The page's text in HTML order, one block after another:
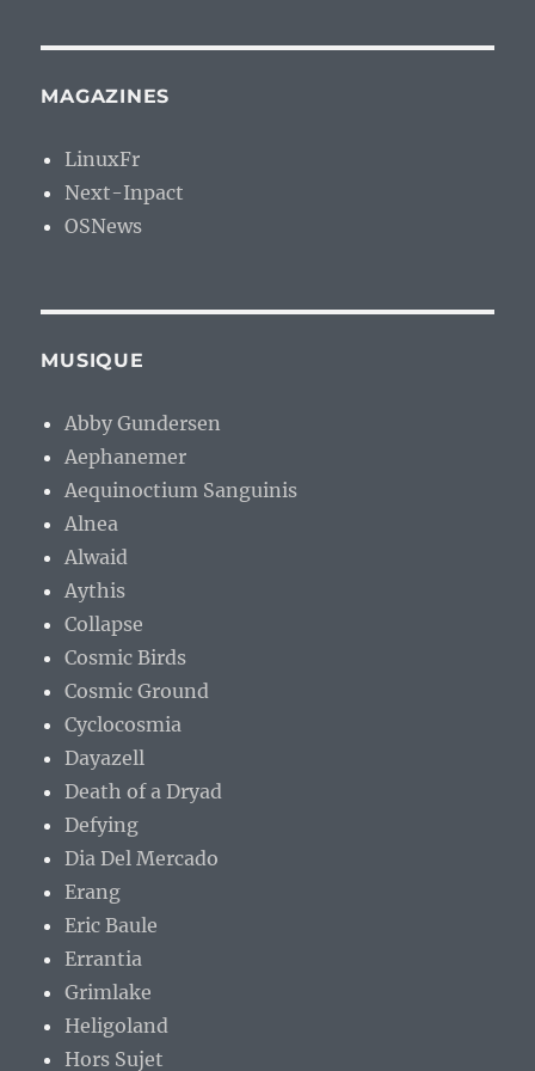
MAGAZINES
LinuxFr
Next-Inpact
OSNews
MUSIQUE
Abby Gundersen
Aephanemer
Aequinoctium Sanguinis
Alnea
Alwaid
Aythis
Collapse
Cosmic Birds
Cosmic Ground
Cyclocosmia
Dayazell
Death of a Dryad
Defying
Dia Del Mercado
Erang
Eric Baule
Errantia
Grimlake
Heligoland
Hors Sujet